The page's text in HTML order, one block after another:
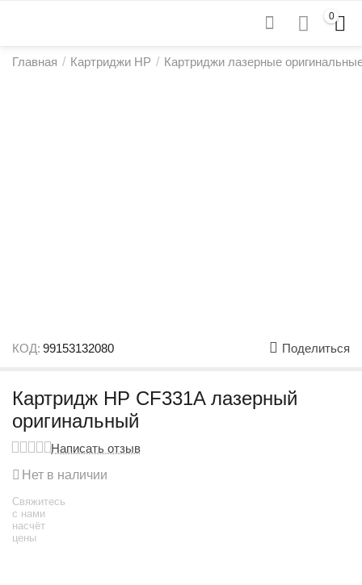
0
Главная / Картриджи HP / Картриджи лазерные
КОД: 99153132080 Поделиться
Картридж HP CF331A лазерный
оригинальный
Написать отзыв
Нет в наличии
Свяжитесь
с нами
насчёт
цены